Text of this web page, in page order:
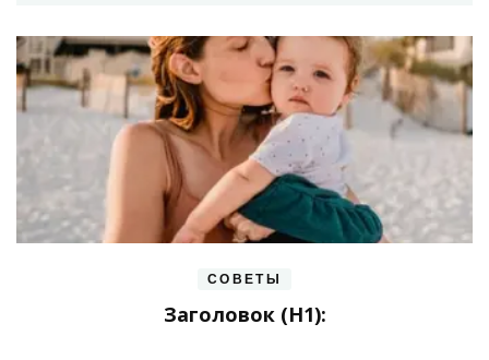
СОВЕТЫ
Заголовок (H1):